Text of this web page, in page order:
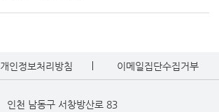
개인정보처리방침 이메일집단수집거부
인천 남동구 서창방산로 83